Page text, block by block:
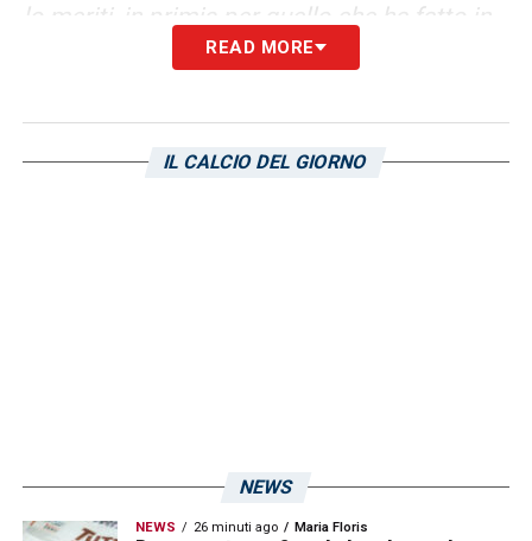
lo meriti, in primis per quello che ha fatto in
questi anni. La Samp, poi, affronterà la Serie
dotarsi di un gruppo forte in cui siano
presenti dei leader conclamati all’interno
READ MORE
IL CALCIO DEL GIORNO
NEWS
NEWS 26 minuti ago Maria Floris